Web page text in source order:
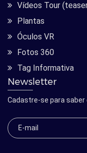
Vídeos Tour
Plantas
Óculos VR
Fotos 360
Tag Informativa
Newsletter
Cadastre-se para